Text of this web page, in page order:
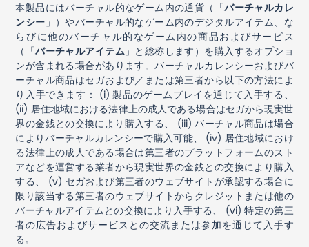
本製品にはバーチャル的なゲーム内の通貨（「バーチャルカレ
ンシー」）やバーチャル的なゲーム内のデジタルアイテム、な
らびに他のバーチャル的なゲーム内の商品およびサービス
（「バーチャルアイテム」と総称します）を購入するオプショ
ンが含まれる場合があります。バーチャルカレンシーおよびバ
ーチャル商品はセガおよび／または第三者から以下の方法によ
り入手できます： (i)製品のゲームプレイを通じて入手する、
(ii) 居住地域における法律上の成人である場合はセガから現実世
界の金銭との交換により購入する、
(iii)バーチャル商品は場合
によりバーチャルカレンシーで購入可能、
(iv) 居住地域におけ
る法律上の成人である場合は第三者のプラットフォームのスト
アなどを運営する業者から現実世界の金銭との交換により購入
する、
(v) セガおよび第三者のウェブサイトが承認する場合に
限り該当する第三者のウェブサイトからクレジットまたは他の
バーチャルアイテムとの交換により入手する、
(vi)特定の第三
者の広告およびサービスとの交流または参加を通じて入手す
る。